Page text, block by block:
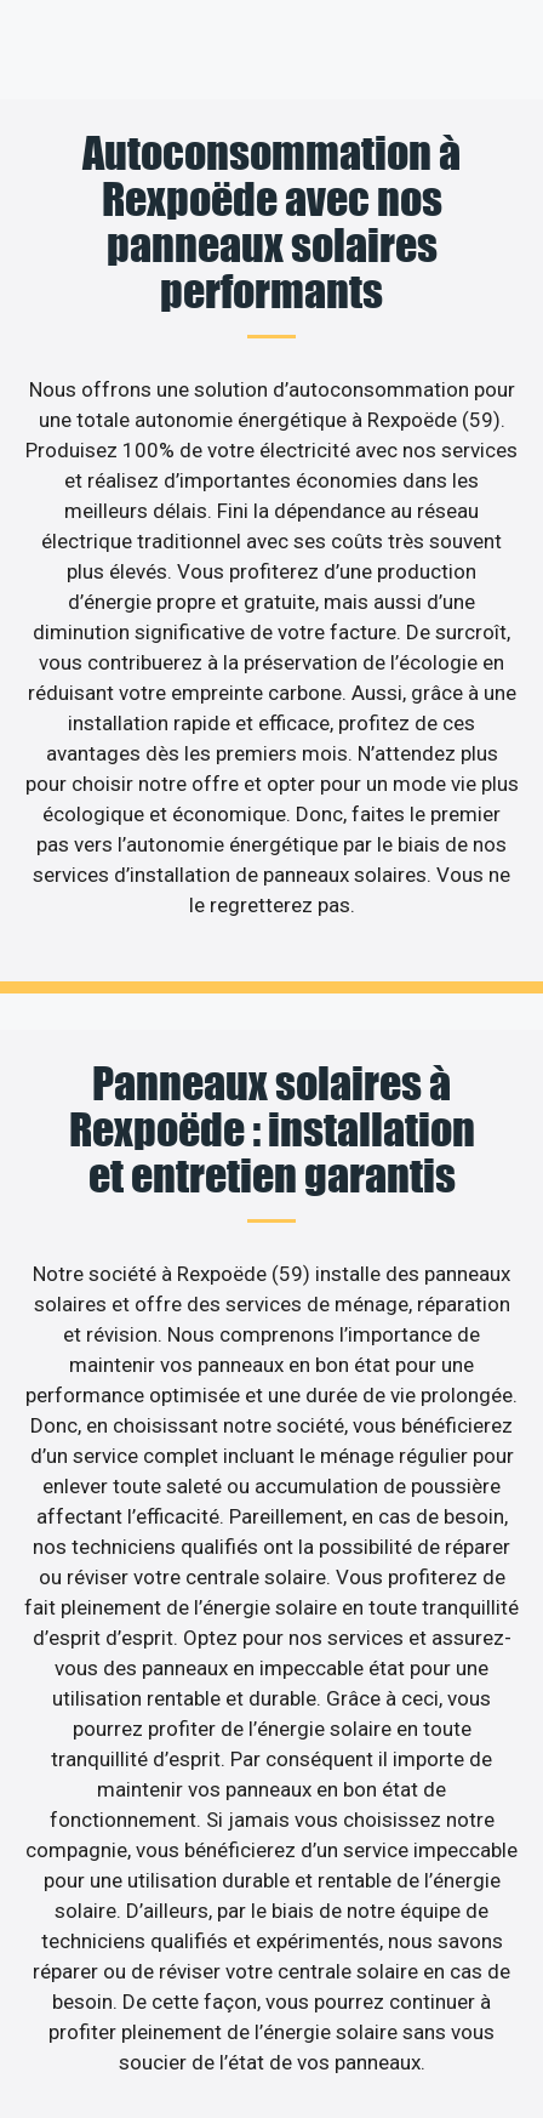
Autoconsommation à
Rexpoëde avec nos
panneaux solaires
performants
Nous offrons une solution d’autoconsommation pour
une totale autonomie énergétique à Rexpoëde (59).
Produisez 100% de votre électricité avec nos services
et réalisez d’importantes économies dans les
meilleurs délais. Fini la dépendance au réseau
électrique traditionnel avec ses coûts très souvent
plus élevés. Vous profiterez d’une production
d’énergie propre et gratuite, mais aussi d’une
diminution significative de votre facture. De surcroît,
vous contribuerez à la préservation de l’écologie en
réduisant votre empreinte carbone. Aussi, grâce à une
installation rapide et efficace, profitez de ces
avantages dès les premiers mois. N’attendez plus
pour choisir notre offre et opter pour un mode vie plus
écologique et économique. Donc, faites le premier
pas vers l’autonomie énergétique par le biais de nos
services d’installation de panneaux solaires. Vous ne
le regretterez pas.
Panneaux solaires à
Rexpoëde : installation
et entretien garantis
Notre société à Rexpoëde (59) installe des panneaux
solaires et offre des services de ménage, réparation
et révision. Nous comprenons l’importance de
maintenir vos panneaux en bon état pour une
performance optimisée et une durée de vie prolongée.
Donc, en choisissant notre société, vous bénéficierez
d’un service complet incluant le ménage régulier pour
enlever toute saleté ou accumulation de poussière
affectant l’efficacité. Pareillement, en cas de besoin,
nos techniciens qualifiés ont la possibilité de réparer
ou réviser votre centrale solaire. Vous profiterez de
fait pleinement de l’énergie solaire en toute tranquillité
d’esprit d’esprit. Optez pour nos services et assurez-
vous des panneaux en impeccable état pour une
utilisation rentable et durable. Grâce à ceci, vous
pourrez profiter de l’énergie solaire en toute
tranquillité d’esprit. Par conséquent il importe de
maintenir vos panneaux en bon état de
fonctionnement. Si jamais vous choisissez notre
compagnie, vous bénéficierez d’un service impeccable
pour une utilisation durable et rentable de l’énergie
solaire. D’ailleurs, par le biais de notre équipe de
techniciens qualifiés et expérimentés, nous savons
réparer ou de réviser votre centrale solaire en cas de
besoin. De cette façon, vous pourrez continuer à
profiter pleinement de l’énergie solaire sans vous
soucier de l’état de vos panneaux.